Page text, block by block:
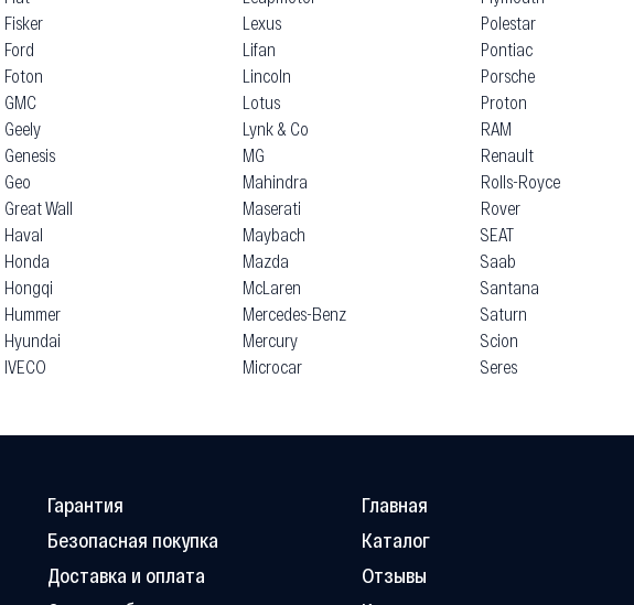
Fisker
Ford
Foton
GMC
Geely
Genesis
Geo
Great Wall
Haval
Honda
Hongqi
Hummer
Hyundai
IVECO
Lexus
Lifan
Lincoln
Lotus
Lynk & Co
MG
Mahindra
Maserati
Maybach
Mazda
McLaren
Mercedes-Benz
Mercury
Microcar
Polestar
Pontiac
Porsche
Proton
RAM
Renault
Rolls-Royce
Rover
SEAT
Saab
Santana
Saturn
Scion
Seres
Гарантия
Безопасная покупка
Доставка и оплата
Главная
Каталог
Отзывы